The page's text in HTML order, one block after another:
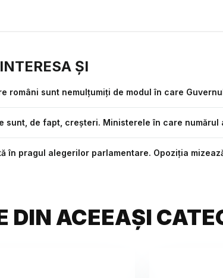
ȘI
români sunt nemulțumiți de modul în care
sunt, de fapt, creșteri. Ministerele în care
în pragul alegerilor parlamentare. Opoziția
DIN ACEEAȘI